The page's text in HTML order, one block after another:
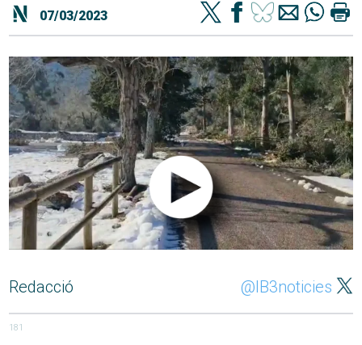
07/03/2023
Redacció @IB3noticies
181